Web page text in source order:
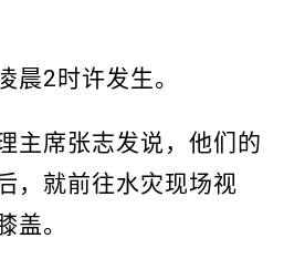
晨2时许发生。
主席张志发说，他们的
，就前往水灾现场视
盖。